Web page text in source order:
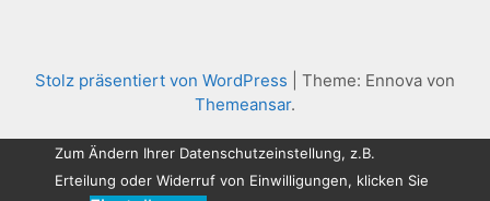
Stolz präsentiert von WordPress
Theme: Ennova von
Themeansar.
Zum Ändern Ihrer Datenschutzeinstellung, z.B.
Erteilung oder Widerruf von Einwilligungen, klicken Sie